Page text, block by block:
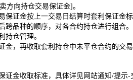
向持仓交易保证金]。
证金按上一交易日结算时套利保证金标
种的顺序，对各合约持仓进行组合
持仓管理。
，再收取套利持仓中未平仓合约的交易
收取标准，具体详见网站通知/提示-